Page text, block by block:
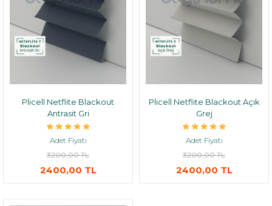
Plicell Netflite Blackout
Antrasit Gri
Adet Fiyatı
3200,00 TL
2400,00 TL
Plicell Netflite Blackout Açık
Grej
Adet Fiyatı
3200,00 TL
2400,00 TL